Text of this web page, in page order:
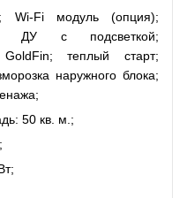
Wi-Fi модуль (опция);
ДУ с подсветкой;
GoldFin; теплый старт;
наружного блока;
50 кв. м.;